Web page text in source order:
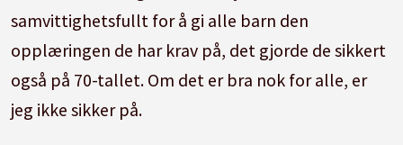
samvittighetsfullt for å gi alle barn den
opplæringen de har krav på, det gjorde de sikkert
også på 70-tallet. Om det er bra nok for alle, er
jeg ikke sikker på.